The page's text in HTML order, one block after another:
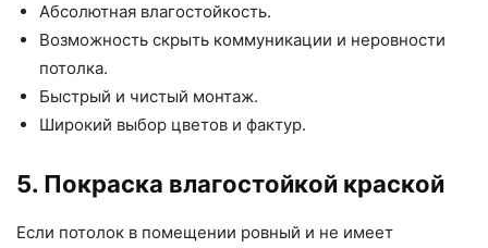
Абсолютная влагостойкость.
Возможность скрыть коммуникации и неровности
потолка.
Быстрый и чистый монтаж.
Широкий выбор цветов и фактур.
5. Покраска влагостойкой краской
Если потолок в помещении ровный и не имеет